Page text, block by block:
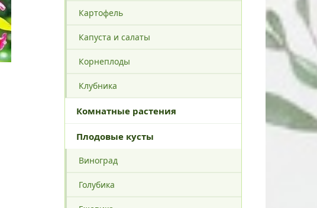
Картофель
Капуста и салаты
Корнеплоды
Клубника
Комнатные растения
Плодовые кусты
Виноград
Голубика